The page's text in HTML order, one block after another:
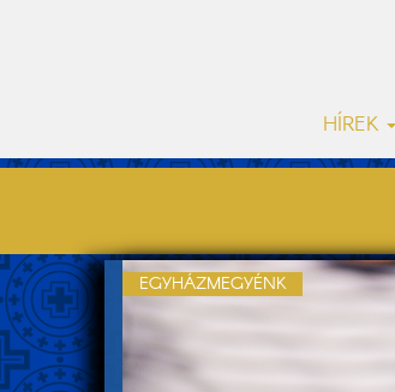
HÍREK
EGYHÁZMEGYÉNK